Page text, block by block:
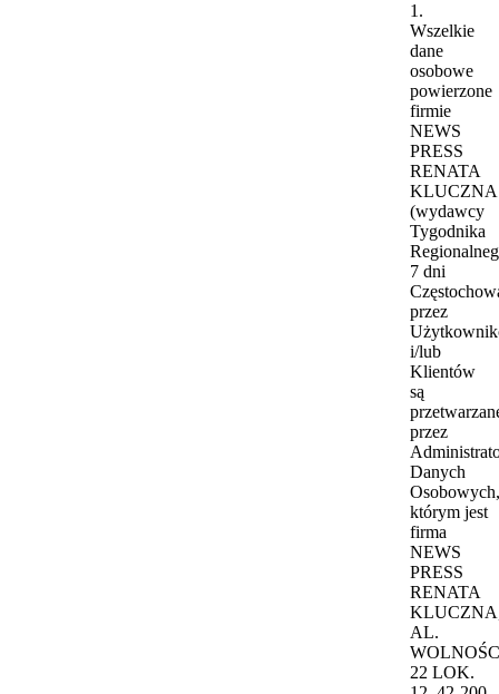
1.
Wszelkie
dane
osobowe
powierzone
firmie
NEWS
PRESS
RENATA
KLUCZNA
(wydawcy
Tygodnika
7 dni
przez
i/lub
Klientów
są
przez
Danych
Osobowych,
którym jest
firma
NEWS
PRESS
RENATA
AL.
22 LOK.